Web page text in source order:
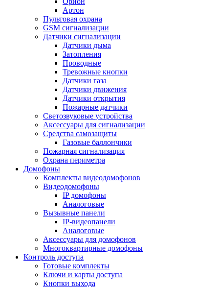
Артон
Пультовая охрана
GSM сигнализации
Датчики сигнализации
Датчики дыма
Затопления
Проводные
Тревожные кнопки
Датчики газа
Датчики движения
Датчики открытия
Пожарные датчики
Светозвуковые устройства
Аксессуары для сигнализации
Средства самозащиты
Газовые баллончики
Пожарная сигнализация
Охрана периметра
Домофоны
Комплекты видеодомофонов
Видеодомофоны
IP домофоны
Аналоговые
Вызывные панели
IP-видеопанели
Аналоговые
Аксессуары для домофонов
Многоквартирные домофоны
Контроль доступа
Готовые комплекты
Ключи и карты доступа
Кнопки выхода